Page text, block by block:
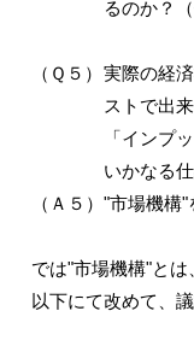
るのか？
（Ｑ５） 実際の経
ストで出
「インプ
いかなる
（Ａ５）"市場機構"
では"市場機構"とは
以下にて改めて、